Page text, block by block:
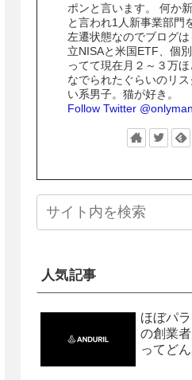
ポンと言います。 何か
と言われ1人新事業部門
左遷状態なのでブログ
立NISAと米国ETF、個
ってて現在月２～３万ほ
なでられたぐらいのリ
い系男子。猫が好き。
Follow Twitter
人気記事
ほぼパ
の創業
ってど